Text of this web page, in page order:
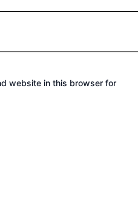
website in this browser for